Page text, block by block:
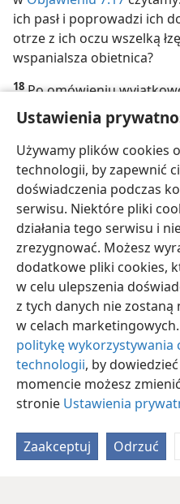
Ustawienia
Używamy plików cookies
technologii, by zapewnić
doświadczenia podczas
serwisu. Niektóre pliki
działania tego serwisu i
zrezygnować. Możesz
dodatkowe pliki cookies,
w celu ulepszenia
z tych danych nie
w celach
politykę wykorzystywania
technologii, by
momencie możesz
stronie Ustawienia
Zaakceptuj Odrzuć
ich pasł i poprowadzi ich
otrze z ich oczu wszelką
wspanialsza obietnica?
18Po omówieniu
chrześcijańskich starszych
warto zadać pytanie: „Jak
mogą się upewniać, że
właściwy sposób?”.
artykule.